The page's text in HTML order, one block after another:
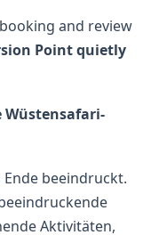
and review
Point quietly
Wüstensafari-
beeindruckt.
Aktivitäten,